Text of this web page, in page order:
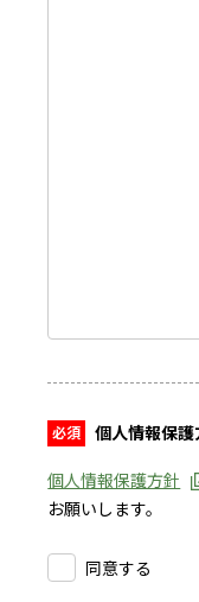
個人情報保護
個人情報保護方針
お願いします。
同意する